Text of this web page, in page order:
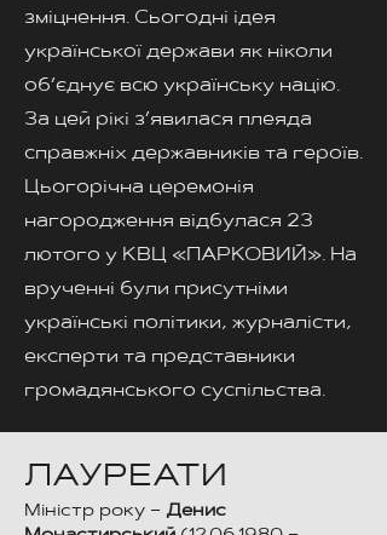
зміцнення. Сьогодні ідея
української держави як ніколи
об’єднує всю українську націю.
За цей рікі з’явилася плеяда
справжніх державників та героїв.
Цьогорічна церемонія
нагородження відбулася 23
лютого у КВЦ «ПАРКОВИЙ». На
врученні були присутніми
українські політики, журналісти,
експерти та представники
громадянського суспільства.
ЛАУРЕАТИ
Міністр року – Денис